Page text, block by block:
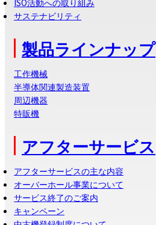
サステナビリティ
製品ラインナップ
工作機械
半導体関連製造装置
周辺機器
特販機
アフターサービス
アフターサービスの主な内容
オーバーホール事業について
サービス終了のご案内
キャンペーン